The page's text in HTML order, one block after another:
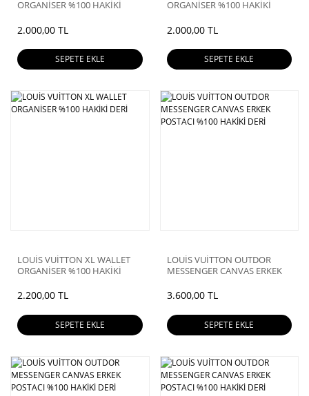
ORGANİSER %100 HAKİKİ
2.000,00 TL
SEPETE EKLE
ORGANİSER %100 HAKİKİ
2.000,00 TL
SEPETE EKLE
LOUİS VUİTTON XL WALLET
ORGANİSER %100 HAKİKİ
2.200,00 TL
SEPETE EKLE
LOUİS VUİTTON OUTDOR
MESSENGER CANVAS ERKEK
3.600,00 TL
SEPETE EKLE